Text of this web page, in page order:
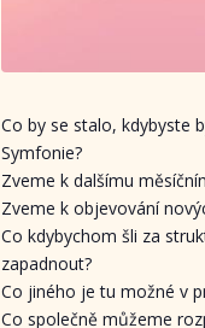
Co by se stalo, kdybyste
Symfonie?
Zveme k dalšímu
Zveme k objevování
Co kdybychom šli za
zapadnout?
Co jiného je tu možné v
Co společně můžeme